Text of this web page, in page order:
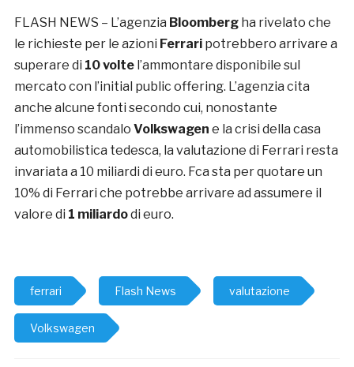
FLASH NEWS – L’agenzia Bloombergha rivelato che
le richieste per le azioni Ferraripotrebbero arrivare a
superare di 10 voltel’ammontare disponibile sul
mercato con l’initial public offering. L’agenzia cita
anche alcune fonti secondo cui, nonostante
l’immenso scandalo Volkswagen e la crisi della casa
automobilistica tedesca, la valutazione di Ferrari resta
invariata a 10 miliardi di euro. Fca sta per quotare un
10% di Ferrari che potrebbe arrivare ad assumere il
valore di 1 miliardodi euro.
ferrari Flash News valutazione
Volkswagen